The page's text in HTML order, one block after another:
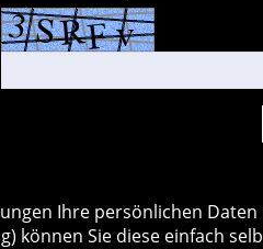
Ihre persönlichen
können Sie diese einfach